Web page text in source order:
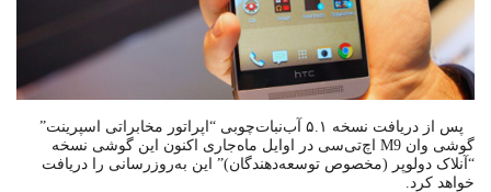
پس از دریافت نسخه ۵.۱ آب‌نبات‌چوبی “اپراتور مخابراتی اسپرینت”
گوشی وان M9 اچ‌تی‌سی در اوایل ماه‌جاری اکنون این گوشی نسخه
“آنلاک دولوپر (مخصوص توسعه‌دهندگان)” این به‌روزرسانی را دریافت
خواهد کرد.